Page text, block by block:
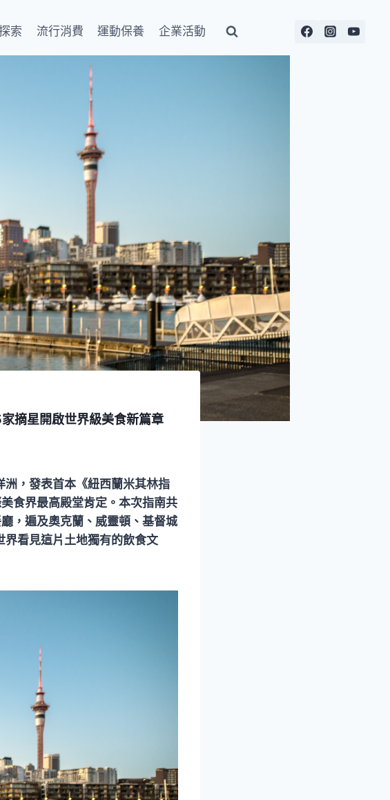
索 流行消費 運動保養 企業活動
摘星開啟世界級美食新篇章
，發表首本《紐西蘭米其林指
食界最高殿堂肯定。本次指南共
，遍及奧克蘭、威靈頓、基督城
看見這片土地獨有的飲食文